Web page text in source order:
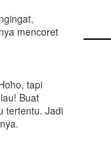
mencoret
tapi
Buat
tertentu. Jadi